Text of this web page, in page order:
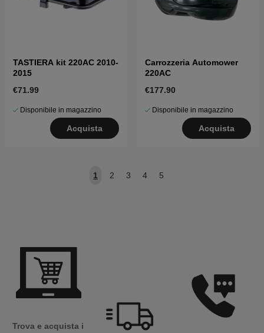
TASTIERA kit 220AC 2010-
2015
€71.99
Disponibile in magazzino
Acquista
Carrozzeria Automower
220AC
€177.90
Disponibile in magazzino
Acquista
1 2 3 4 5
Trova e acquista i